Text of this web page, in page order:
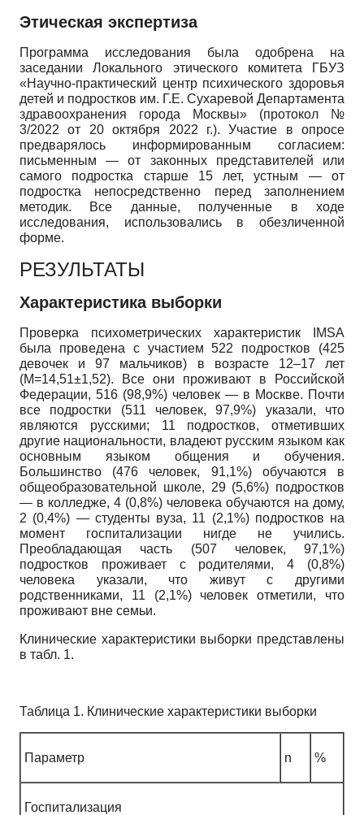
Этическая экспертиза
Программа исследования была одобрена на
заседании Локального этического комитета ГБУЗ
«Научно-практический центр психического здоровья
детей и подростков им. Г.Е. Сухаревой Департамента
здравоохранения города Москвы» (протокол №
3/2022 от 20 октября 2022 г.). Участие в опросе
предварялось информированным согласием:
письменным — от законных представителей или
самого подростка старше 15 лет, устным — от
подростка непосредственно перед заполнением
методик. Все данные, полученные в ходе
исследования, использовались в обезличенной
форме.
РЕЗУЛЬТАТЫ
Характеристика выборки
Проверка психометрических характеристик IMSA
была проведена с участием 522 подростков (425
девочек и 97 мальчиков) в возрасте 12–17 лет
(M=14,51±1,52). Все они проживают в Российской
Федерации, 516 (98,9%) человек — в Москве. Почти
все подростки (511 человек, 97,9%) указали, что
являются русскими; 11 подростков, отметивших
другие национальности, владеют русским языком как
основным языком общения и обучения.
Большинство (476 человек, 91,1%) обучаются в
общеобразовательной школе, 29 (5,6%) подростков
— в колледже, 4 (0,8%) человека обучаются на дому,
2 (0,4%) — студенты вуза, 11 (2,1%) подростков на
момент госпитализации нигде не учились.
Преобладающая часть (507 человек, 97,1%)
подростков проживает с родителями, 4 (0,8%)
человека указали, что живут с другими
родственниками, 11 (2,1%) человек отметили, что
проживают вне семьи.
Клинические характеристики выборки представлены
в табл. 1.
Таблица 1. Клинические характеристики выборки
Параметр n %
Госпитализация